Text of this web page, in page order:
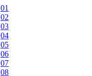
01
02
03
04
05
06
07
08